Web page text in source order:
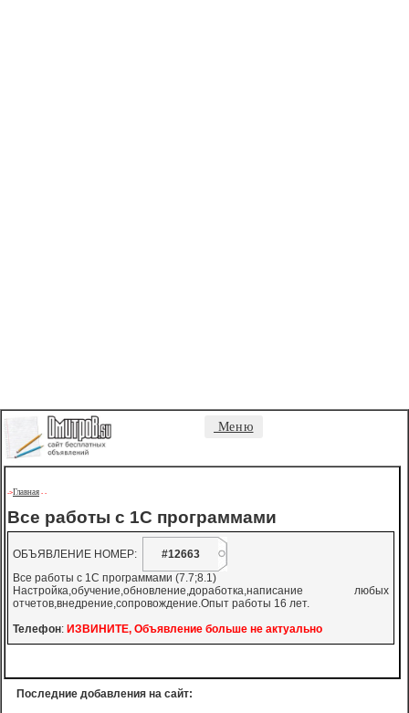
Меню
->Главная - -
Все работы с 1С программами
ОБЪЯВЛЕНИЕ НОМЕР:
#12663
Все работы с 1С программами (7.7;8.1)
Настройка,обучение,обновление,доработка,написание любых
отчетов,внедрение,сопровождение.Опыт работы 16 лет.
Телефон: ИЗВИНИТЕ, Объявление больше не актуально
Последние добавления на сайт: